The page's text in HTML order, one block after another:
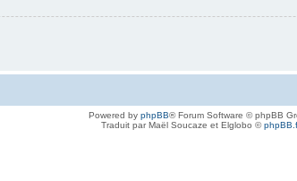
Powered by phpBB® Forum Software © phpBB
Traduit par Maël Soucaze et Elglobo ©